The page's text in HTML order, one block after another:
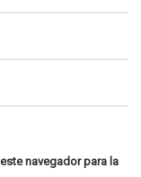
navegador para la